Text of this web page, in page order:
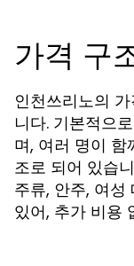
가격 구
인천쓰리노의
니다. 기본적으
며, 여러 명이
조로 되어 있습
주류, 안주, 여성
있어, 추가 비용